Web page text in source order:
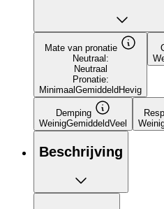
Mate van pronatie
Neutraal:
Neutraal
Pronatie:
MinimaalGemiddeldHevig
Demping
WeinigGemiddeldVeel
Beschrijving